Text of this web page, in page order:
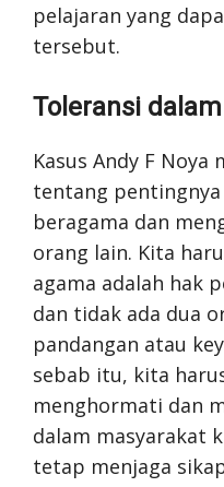
pelajaran yang
tersebut.
Toleransi
Kasus Andy F
tentang
beragama dan
orang lain. Kita
agama adalah hak
dan tidak ada dua
pandangan atau
sebab itu, kita
menghormati dan
dalam masyarakat
tetap menjaga